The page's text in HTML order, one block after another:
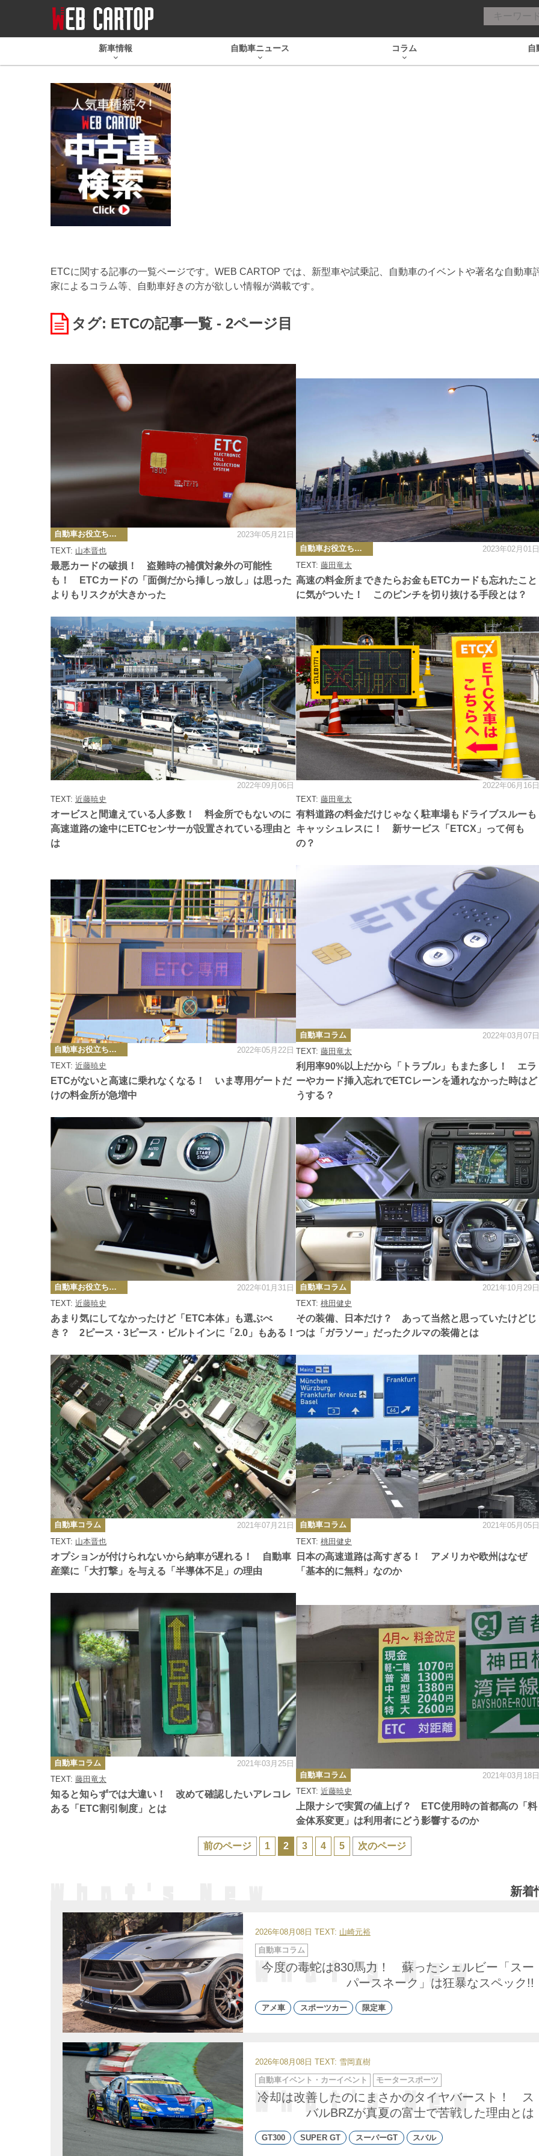
新車情報 自動車ニュース コラム 自
ETCに関する記事の一覧ページです。WEB CARTOP では、新型車や試乗記、自動車のイベントや著名な自動車
家によるコラム等、自動車好きの方が欲しい情報が満載です。
タグ: ETCの記事一覧 - 2ページ目
最悪カードの破損！ 盗難時の補償対象外の可能性
も！ ETCカードの「面倒だから挿しっ放し」は思った
よりもリスクが大きかった
TEXT: 山本晋也
カ
テ
ゴ
リ
ー
自動車お役立ち情報 2023年05月21日
高速の料金所まできたらお金もETCカードも忘れたこと
に気がついた！ このピンチを切り抜ける手段とは？
TEXT: 藤田竜太
カ
テ
ゴ
リ
ー
自動車お役立ち情報 2023年02月01日
オービスと間違えている人多数！ 料金所でもないのに
高速道路の途中にETCセンサーが設置されている理由と
は
TEXT: 近藤暁史
テ
ゴ
リ
ー
2022年09月06日
有料道路の料金だけじゃなく駐車場もドライブスルーも
キャッシュレスに！ 新サービス「ETCX」って何も
の？
TEXT: 藤田竜太
テ
ゴ
リ
ー
2022年06月16日
ETCがないと高速に乗れなくなる！ いま専用ゲートだ
けの料金所が急増中
TEXT: 近藤暁史
カ
テ
ゴ
リ
ー
自動車お役立ち情報 2022年05月22日
利用率90%以上だから「トラブル」もまた多し！ エラ
ーやカード挿入忘れでETCレーンを通れなかった時はど
うする？
TEXT: 藤田竜太
カ
テ
ゴ
リ
ー
自動車コラム 2022年03月07日
あまり気にしてなかったけど「ETC本体」も選ぶべ
き？ 2ピース・3ピース・ビルトインに「2.0」もある！
TEXT: 近藤暁史
カ
テ
ゴ
リ
ー
自動車お役立ち情報 2022年01月31日
その装備、日本だけ？ あって当然と思っていたけどじ
つは「ガラソー」だったクルマの装備とは
TEXT: 桃田健史
カ
テ
ゴ
リ
ー
自動車コラム 2021年10月29日
オプションが付けられないから納車が遅れる！ 自動車
産業に「大打撃」を与える「半導体不足」の理由
TEXT: 山本晋也
カ
テ
ゴ
リ
ー
自動車コラム 2021年07月21日
日本の高速道路は高すぎる！ アメリカや欧州はなぜ
「基本的に無料」なのか
TEXT: 桃田健史
カ
テ
ゴ
リ
ー
自動車コラム 2021年05月05日
知ると知らずでは大違い！ 改めて確認したいアレコレ
ある「ETC割引制度」とは
TEXT: 藤田竜太
カ
テ
ゴ
リ
ー
自動車コラム 2021年03月25日
上限ナシで実質の値上げ？ ETC使用時の首都高の「料
金体系変更」は利用者にどう影響するのか
TEXT: 近藤暁史
カ
テ
ゴ
リ
ー
自動車コラム 2021年03月18日
前のページ 1 2 3 4 5 次のページ
新着
2026年08月08日 TEXT: 山崎元裕
今度の毒蛇は830馬力！ 蘇ったシェルビー「スー
パースネーク」は狂暴なスペック!!
カ
テ
リ
自動車コラム
アメ車 スポーツカー 限定車
2026年08月08日 TEXT: 雪岡直樹
冷却は改善したのにまさかのタイヤバースト！ ス
バルBRZが真夏の富士で苦戦した理由とは
カ
テ
ゴ
リ
自動車イベント・カーイベント モータースポーツ
GT300 SUPER GT スーパーGT スバル